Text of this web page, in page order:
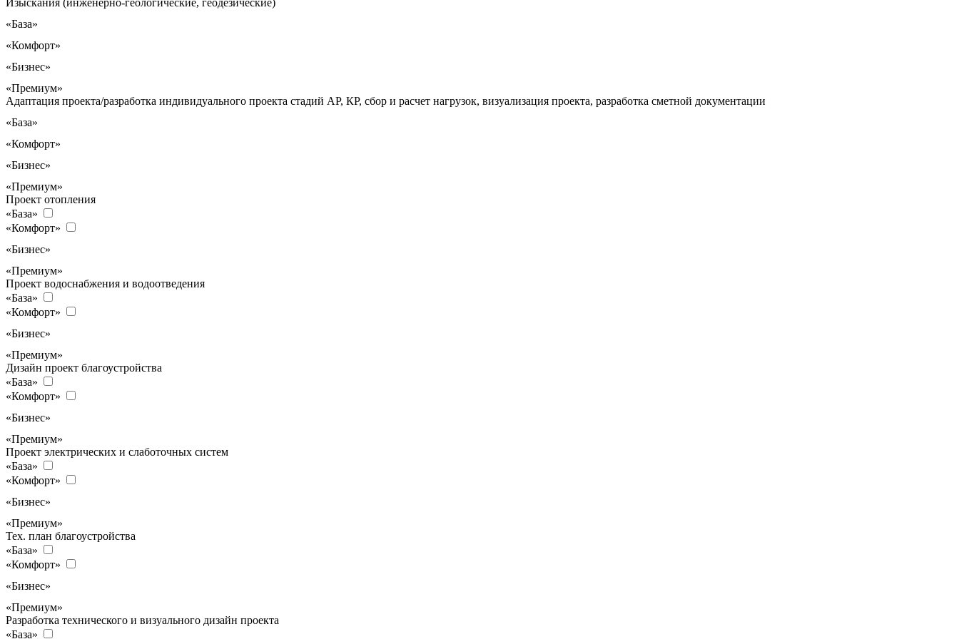
Изыскания (инженерно-геологические, геодезические)
«База»
«Комфорт»
«Бизнес»
«Премиум»
Адаптация проекта/разработка индивидуального проекта стадий АР, КР, сбор и расчет нагрузок, визуализация проекта, разработка сметной документации
«База»
«Комфорт»
«Бизнес»
«Премиум»
Проект отопления
«База»
«Комфорт»
«Бизнес»
«Премиум»
Проект водоснабжения и водоотведения
«База»
«Комфорт»
«Бизнес»
«Премиум»
Дизайн проект благоустройства
«База»
«Комфорт»
«Бизнес»
«Премиум»
Проект электрических и слаботочных систем
«База»
«Комфорт»
«Бизнес»
«Премиум»
Тех. план благоустройства
«База»
«Комфорт»
«Бизнес»
«Премиум»
Разработка технического и визуального дизайн проекта
«База»